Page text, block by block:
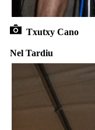
Txutxy Cano
Nel Tardiu